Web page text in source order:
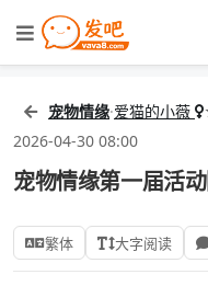
宠物情缘·爱猫的小薇
2026-04-30 08:00
宠物情缘第一届活动
繁体 大字阅读